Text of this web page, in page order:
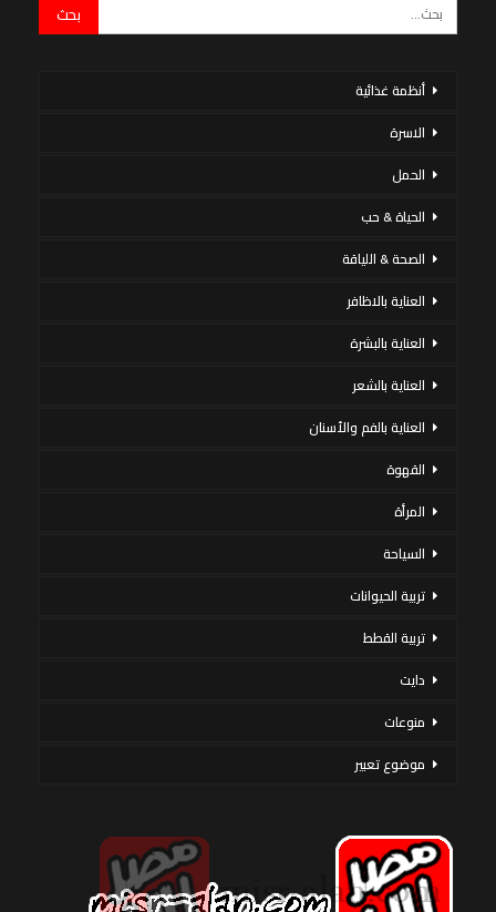
أنظمة غذائية
الاسرة
الحمل
الحياة & حب
الصحة & اللياقة
العناية بالاظافر
العناية بالبشرة
العناية بالشعر
العناية بالفم والأسنان
القهوة
المرأة
السياحة
تربية الحيوانات
تربية القطط
دايت
منوعات
موضوع تعبير